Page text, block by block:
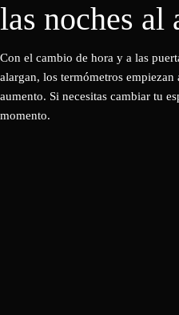
las noches al
Con el cambio de hora y a las
alargan, los termómetros
aumento. Si necesitas cambiar tu
momento.